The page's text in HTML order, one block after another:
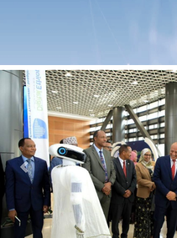
Previous